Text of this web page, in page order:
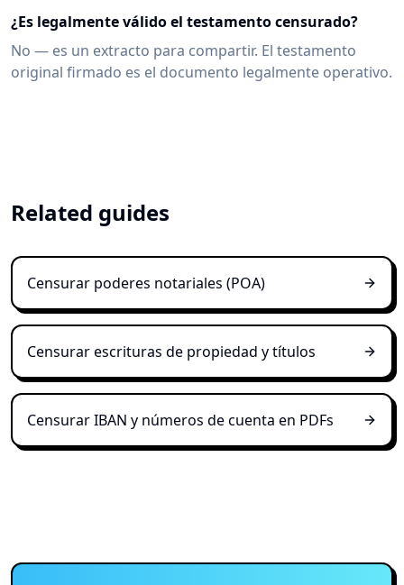
¿Es legalmente válido el testamento censurado?
No — es un extracto para compartir. El testamento
original firmado es el documento legalmente operativo.
Related guides
Censurar poderes notariales (POA)
Censurar escrituras de propiedad y títulos
Censurar IBAN y números de cuenta en PDFs